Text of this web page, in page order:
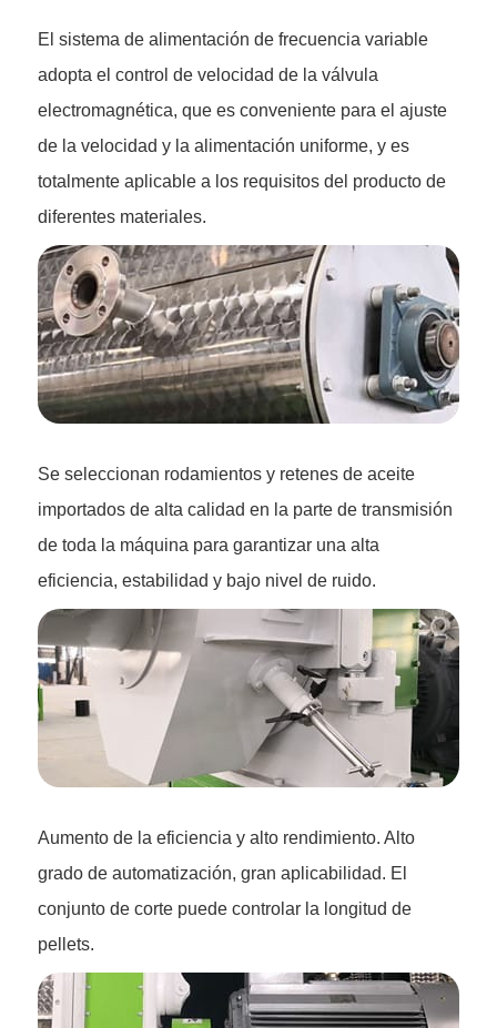
El sistema de alimentación de frecuencia variable
adopta el control de velocidad de la válvula
electromagnética, que es conveniente para el ajuste
de la velocidad y la alimentación uniforme, y es
totalmente aplicable a los requisitos del producto de
diferentes materiales.
Se seleccionan rodamientos y retenes de aceite
importados de alta calidad en la parte de transmisión
de toda la máquina para garantizar una alta
eficiencia, estabilidad y bajo nivel de ruido.
Aumento de la eficiencia y alto rendimiento. Alto
grado de automatización, gran aplicabilidad. El
conjunto de corte puede controlar la longitud de
pellets.